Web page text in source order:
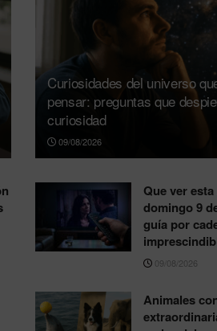
Curiosidades del universo
pensar: preguntas que
curiosidad
09/08/2026
Que ver
domingo 9
guía por
09/08/2026
Animales